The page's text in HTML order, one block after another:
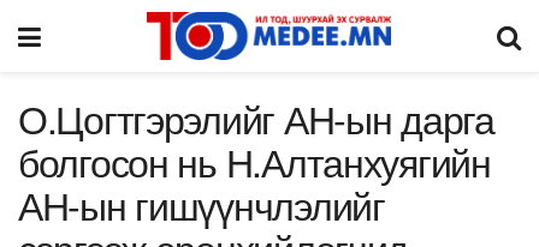
О.Цогтгэрэлийг АН-ын дарга
болгосон нь Н.Алтанхуягийн
АН-ын гишүүнчлэлийг